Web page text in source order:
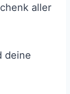
aller
deine